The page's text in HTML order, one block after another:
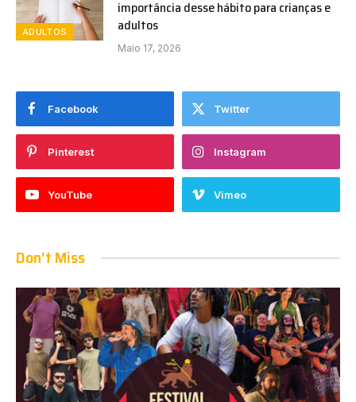
ADULTOS
importância desse hábito para crianças e
adultos
Maio 17, 2026
Facebook Twitter
Pinterest Instagram
YouTube Vimeo
Don't Miss